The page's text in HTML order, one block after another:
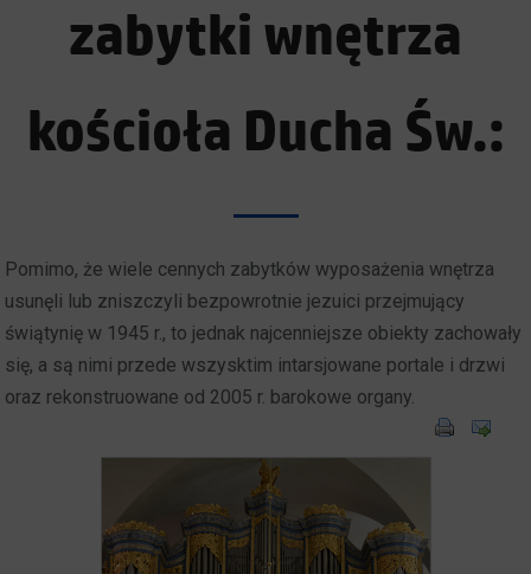
zabytki wnętrza
kościoła Ducha Św.:
Pomimo, że wiele cennych zabytków wyposażenia wnętrza
usunęli lub zniszczyli bezpowrotnie jezuici przejmujący
świątynię w 1945 r., to jednak najcenniejsze obiekty zachowały
się, a są nimi przede wszysktim intarsjowane portale i drzwi
oraz rekonstruowane od 2005 r. barokowe organy.